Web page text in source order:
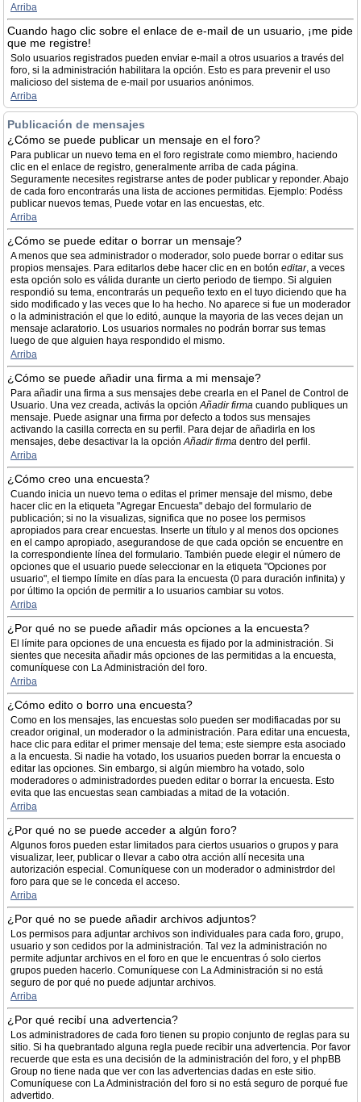
Arriba
Cuando hago clic sobre el enlace de e-mail de un usuario, ¡me pide
que me registre!
Solo usuarios registrados pueden enviar e-mail a otros usuarios a través del
foro, si la administración habilitara la opción. Esto es para prevenir el uso
malicioso del sistema de e-mail por usuarios anónimos.
Arriba
Publicación de mensajes
¿Cómo se puede publicar un mensaje en el foro?
Para publicar un nuevo tema en el foro registrate como miembro, haciendo
clic en el enlace de registro, generalmente arriba de cada página.
Seguramente necesites registrarse antes de poder publicar y reponder. Abajo
de cada foro encontrarás una lista de acciones permitidas. Ejemplo: Podéss
publicar nuevos temas, Puede votar en las encuestas, etc.
Arriba
¿Cómo se puede editar o borrar un mensaje?
A menos que sea administrador o moderador, solo puede borrar o editar sus
propios mensajes. Para editarlos debe hacer clic en en botón editar, a veces
esta opción solo es válida durante un cierto periodo de tiempo. Si alguien
respondió su tema, encontrarás un pequeño texto en el tuyo diciendo que ha
sido modificado y las veces que lo ha hecho. No aparece si fue un moderador
o la administración el que lo editó, aunque la mayoria de las veces dejan un
mensaje aclaratorio. Los usuarios normales no podrán borrar sus temas
luego de que alguien haya respondido el mismo.
Arriba
¿Cómo se puede añadir una firma a mi mensaje?
Para añadir una firma a sus mensajes debe crearla en el Panel de Control de
Usuario. Una vez creada, activás la opciónAñadir firma cuando publiques un
mensaje. Puede asignar una firma por defecto a todos sus mensajes
activando la casilla correcta en su perfil. Para dejar de añadirla en los
mensajes, debe desactivar la la opciónAñadir firma dentro del perfil.
Arriba
¿Cómo creo una encuesta?
Cuando inicia un nuevo tema o editas el primer mensaje del mismo, debe
hacer clic en la etiqueta "Agregar Encuesta" debajo del formulario de
publicación; si no la visualizas, significa que no posee los permisos
apropiados para crear encuestas. Inserte un título y al menos dos opciones
en el campo apropiado, asegurandose de que cada opción se encuentre en
la correspondiente línea del formulario. También puede elegir el número de
opciones que el usuario puede seleccionar en la etiqueta "Opciones por
usuario", el tiempo límite en días para la encuesta (0 para duración infinita) y
por último la opción de permitir a lo usuarios cambiar su votos.
Arriba
¿Por qué no se puede añadir más opciones a la encuesta?
El límite para opciones de una encuesta es fijado por la administración. Si
sientes que necesita añadir más opciones de las permitidas a la encuesta,
comuníquese con La Administración del foro.
Arriba
¿Cómo edito o borro una encuesta?
Como en los mensajes, las encuestas solo pueden ser modifiacadas por su
creador original, un moderador o la administración. Para editar una encuesta,
hace clic para editar el primer mensaje del tema; este siempre esta asociado
a la encuesta. Si nadie ha votado, los usuarios pueden borrar la encuesta o
editar las opciones. Sin embargo, si algún miembro ha votado, solo
moderadores o administradordes pueden editar o borrar la encuesta. Esto
evita que las encuestas sean cambiadas a mitad de la votación.
Arriba
¿Por qué no se puede acceder a algún foro?
Algunos foros pueden estar limitados para ciertos usuarios o grupos y para
visualizar, leer, publicar o llevar a cabo otra acción allí necesita una
autorización especial. Comuníquese con un moderador o administrdor del
foro para que se le conceda el acceso.
Arriba
¿Por qué no se puede añadir archivos adjuntos?
Los permisos para adjuntar archivos son individuales para cada foro, grupo,
usuario y son cedidos por la administración. Tal vez la administración no
permite adjuntar archivos en el foro en que le encuentras ó solo ciertos
grupos pueden hacerlo. Comuníquese con La Administración si no está
seguro de por qué no puede adjuntar archivos.
Arriba
¿Por qué recibí una advertencia?
Los administradores de cada foro tienen su propio conjunto de reglas para su
sitio. Si ha quebrantado alguna regla puede recibir una advertencia. Por favor
recuerde que esta es una decisión de la administración del foro, y el phpBB
Group no tiene nada que ver con las advertencias dadas en este sitio.
Comuníquese con La Administración del foro si no está seguro de porqué fue
advertido.